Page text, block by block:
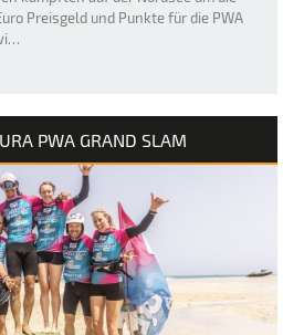
Preisgeld und Punkte für die PWA
PWA GRAND SLAM